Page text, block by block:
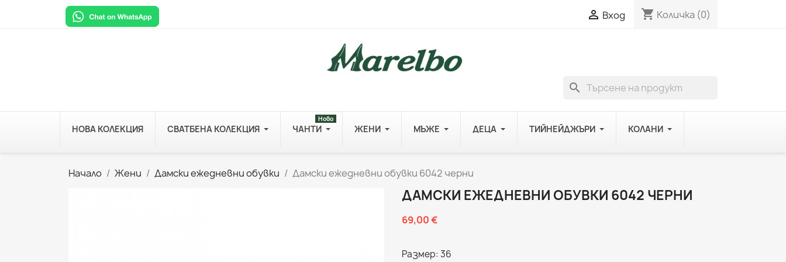
 Вход shopping_cart Количка (0)
search
НОВА КОЛЕКЦИЯ СВАТБЕНА КОЛЕКЦИЯ ЧАНТИ
Ново
ЖЕНИ МЪЖЕ ДЕЦА ТИЙНЕЙДЖЪРИ КОЛАНИ
Начало Жени Дамски ежедневни обувки Дамски ежедневни обувки 6042 черни
ДАМСКИ ЕЖЕДНЕВНИ ОБУВКИ 6042 ЧЕРНИ
69,00 €
Размер: 36